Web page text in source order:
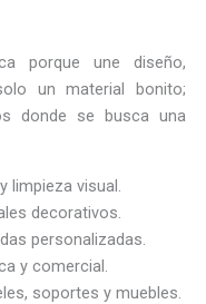
porque une diseño,
un material bonito;
donde se busca una
limpieza visual.
decorativos.
personalizadas.
y comercial.
soportes y muebles.